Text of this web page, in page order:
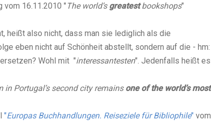
vom 16.11.2010 " The world’s greatestbookshops"
heißt also nicht, dass man sie lediglich als die
eben nicht auf Schönheit abstellt, sondern auf die - hm:
Wohl mit "interessantesten". Jedenfalls heißt es
Portugal’s second city remainsone of the world’s most
"Europas Buchhandlungen. Reiseziele für Bibliophile" vom